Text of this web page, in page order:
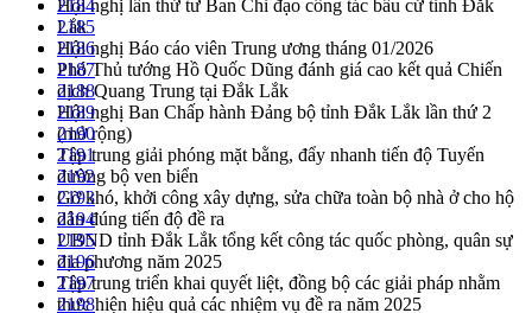
Hội nghị lần thứ tư Ban Chỉ đạo công tác bầu cử tỉnh Đắk
Lắk
Hội nghị Báo cáo viên Trung ương tháng 01/2026
Phó Thủ tướng Hồ Quốc Dũng đánh giá cao kết quả Chiến
dịch Quang Trung tại Đắk Lắk
Hội nghị Ban Chấp hành Đảng bộ tỉnh Đắk Lắk lần thứ 2
(mở rộng)
Tập trung giải phóng mặt bằng, đẩy nhanh tiến độ Tuyến
đường bộ ven biển
Gỡ khó, khởi công xây dựng, sửa chữa toàn bộ nhà ở cho hộ
dân đúng tiến độ đề ra
UBND tỉnh Đắk Lắk tổng kết công tác quốc phòng, quân sự
địa phương năm 2025
Tập trung triển khai quyết liệt, đồng bộ các giải pháp nhằm
thực hiện hiệu quả các nhiệm vụ đề ra năm 2025
2184
2185
2186
2187
2188
2189
2190
2191
2192
2193
2194
2195
2196
2197
2198